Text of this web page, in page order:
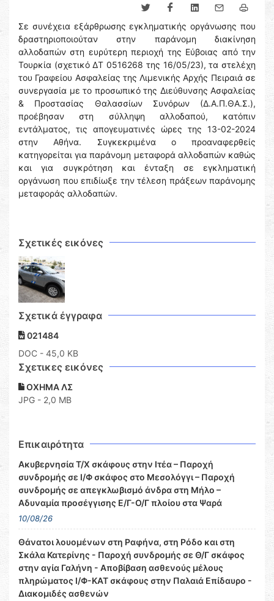
Σε συνέχεια εξάρθρωσης εγκληματικής οργάνωσης που
δραστηριοποιούταν στην παράνομη διακίνηση
αλλοδαπών στη ευρύτερη περιοχή της Εύβοιας από την
Τουρκία (σχετικό ΔΤ 0516268 της 16/05/23), τα στελέχη
του Γραφείου Ασφαλείας της Λιμενικής Αρχής Πειραιά σε
συνεργασία με το προσωπικό της Διεύθυνσης Ασφαλείας
& Προστασίας Θαλασσίων Συνόρων (Δ.Α.Π.ΘΑ.Σ.),
προέβησαν στη σύλληψη αλλοδαπού, κατόπιν
εντάλματος, τις απογευματινές ώρες της 13-02-2024
στην Αθήνα. Συγκεκριμένα ο προαναφερθείς
κατηγορείται για παράνομη μεταφορά αλλοδαπών καθώς
και για συγκρότηση και ένταξη σε εγκληματική
οργάνωση που επιδίωξε την τέλεση πράξεων παράνομης
μεταφοράς αλλοδαπών.
Σχετικές εικόνες
Σχετικά έγγραφα
021484
DOC - 45,0 KB
Σχετικες εικόνες
ΟΧΗΜΑ ΛΣ
JPG - 2,0 MB
Επικαιρότητα
Ακυβερνησία Τ/Χ σκάφους στην Ιτέα – Παροχή
συνδρομής σε Ι/Φ σκάφος στο Μεσολόγγι – Παροχή
συνδρομής σε απεγκλωβισμό άνδρα στη Μήλο –
Αδυναμία προσέγγισης Ε/Γ-Ο/Γ πλοίου στα Ψαρά
10/08/26
Θάνατοι λουομένων στη Ραφήνα, στη Ρόδο και στη
Σκάλα Κατερίνης - Παροχή συνδρομής σε Θ/Γ σκάφος
στην αγία Γαλήνη - Αποβίβαση ασθενούς μέλους
πληρώματος Ι/Φ-ΚΑΤ σκάφους στην Παλαιά Επίδαυρο -
Διακομιδές ασθενών